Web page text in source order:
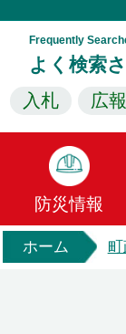
Frequently
よく検索
入札 広報
防災情報
ホーム